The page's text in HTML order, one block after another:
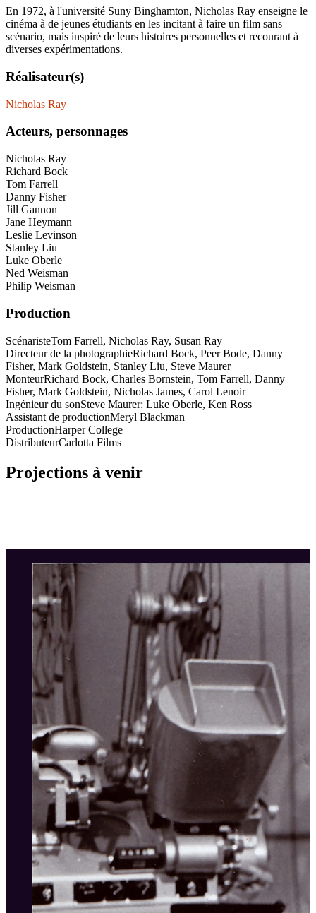
En 1972, à l'université Suny Binghamton, Nicholas Ray enseigne le
cinéma à de jeunes étudiants en les incitant à faire un film sans
scénario, mais inspiré de leurs histoires personnelles et recourant à
diverses expérimentations.
Réalisateur(s)
Nicholas Ray
Acteurs, personnages
Nicholas Ray
Richard Bock
Tom Farrell
Danny Fisher
Jill Gannon
Jane Heymann
Leslie Levinson
Stanley Liu
Luke Oberle
Ned Weisman
Philip Weisman
Production
ScénaristeTom Farrell, Nicholas Ray, Susan Ray
Directeur de la photographieRichard Bock, Peer Bode, Danny
Fisher, Mark Goldstein, Stanley Liu, Steve Maurer
MonteurRichard Bock, Charles Bornstein, Tom Farrell, Danny
Fisher, Mark Goldstein, Nicholas James, Carol Lenoir
Ingénieur du sonSteve Maurer: Luke Oberle, Ken Ross
Assistant de productionMeryl Blackman
ProductionHarper College
DistributeurCarlotta Films
Projections à venir